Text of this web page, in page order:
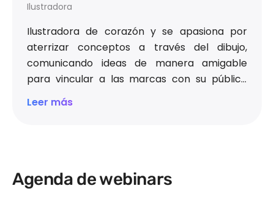
Ilustradora
Ilustradora de corazón y se apasiona por
aterrizar conceptos a través del dibujo,
comunicando ideas de manera amigable
para vincular a las marcas con su público
meta. Ha tenido la oportunidad de trabajar
otras.También ha colaborado con ACNUR
(Agencia de Comunicación de las Naciones
Leer más
Agenda de webinars